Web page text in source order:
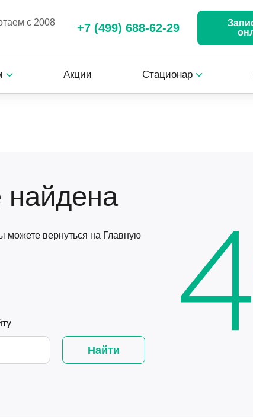
с 2008
+7 (499) 688-62-29
Акции Стационар
найдена
можете вернуться на Главную
Найти